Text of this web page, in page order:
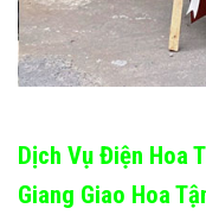
Dịch Vụ Điện Hoa
Giang Giao Hoa